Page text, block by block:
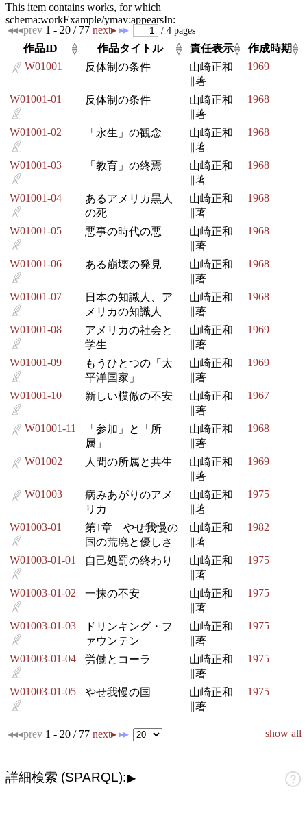
This item contains works, for which
schema:workExample/ymav:appearsIn:
◂◂◂prev1 - 20 / 77 next▸ ▸▸ / 4 pages
作品ID
△
▽
作品タイトル
△
▽
責任表示 △
▽
作成時期 △
▽
W01001 反体制の条件
山崎正和
∥著
1969
W01001-01 反体制の条件
山崎正和
∥著
1968
W01001-02 「永生」の観念
山崎正和
∥著
1968
W01001-03 「教育」の終焉
山崎正和
∥著
1968
W01001-04
あるアメリカ黒人
の死
山崎正和
∥著
1968
W01001-05 悪事の時代の悪
山崎正和
∥著
1968
W01001-06 ある崩壊の発見
山崎正和
∥著
1968
W01001-07
日本の知識人、ア
メリカの知識人
山崎正和
∥著
1968
W01001-08
アメリカの社会と
学生
山崎正和
∥著
1969
W01001-09
もうひとつの「太
平洋国家」
山崎正和
∥著
1969
W01001-10 新しい模倣の不安
山崎正和
∥著
1967
W01001-11
「参加」と「所
属」
山崎正和
∥著
1968
W01002 人間の所属と共生
山崎正和
∥著
1969
W01003
病みあがりのアメ
リカ
山崎正和
∥著
1975
W01003-01
第1章　やせ我慢の
国の荒廃と優しさ
山崎正和
∥著
1982
W01003-01-01 自己処罰の終わり
山崎正和
∥著
1975
W01003-01-02 一抹の不安
山崎正和
∥著
1975
W01003-01-03
ドリンキング・フ
ァウンテン
山崎正和
∥著
1975
W01003-01-04 労働とコーラ
山崎正和
∥著
1975
W01003-01-05 やせ我慢の国
山崎正和
∥著
1975
◂◂◂prev1 - 20 / 77 next▸ ▸▸ show all
詳細検索 (SPARQL):▶